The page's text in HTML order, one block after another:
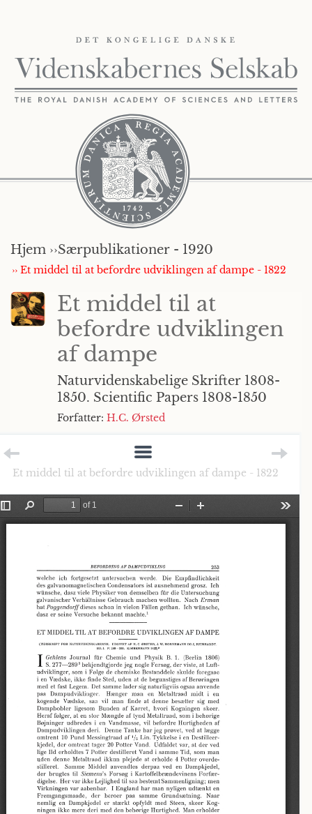
Hjem ››Særpublikationer - 1920
›› Et middel til at befordre udviklingen af dampe - 1822
Et middel til at
befordre udviklingen
af dampe
Naturvidenskabelige Skrifter 1808-
1850. Scientific Papers 1808-1850
Forfatter: H.C. Ørsted
Et middel til at befordre udviklingen af dampe - 1822